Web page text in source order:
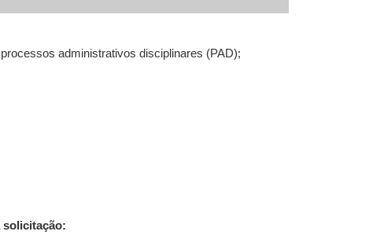
administrativos disciplinares (PAD);
solicitação: